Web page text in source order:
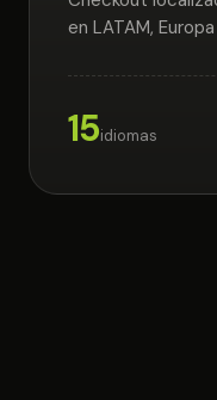
en LATAM,
15idiomas